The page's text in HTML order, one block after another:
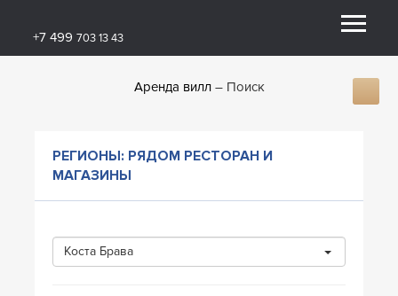
+7 499 703 13 43
Аренда вилл Поиск
РЕГИОНЫ: РЯДОМ РЕСТОРАН И
МАГАЗИНЫ
Коста Брава